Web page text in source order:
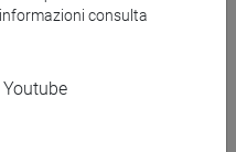
ALL'ETÀ
EUROPEE,
consulta